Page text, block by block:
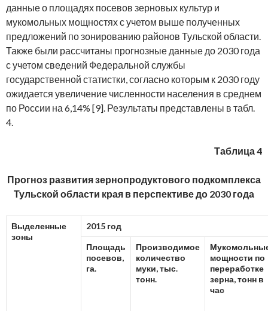
данные о площадях посевов зерновых культур и
мукомольных мощностях с учетом выше полученных
предложений по зонированию районов Тульской области.
Также были рассчитаны прогнозные данные до 2030 года
с учетом сведений Федеральной службы
государственной статистки, согласно которым к 2030 году
ожидается увеличение численности населения в среднем
по России на 6,14% [9]. Результаты представлены в табл.
4.
Таблица 4
Прогноз развития зернопродуктового подкомплекса
Тульской области края в перспективе до 2030 года
Выделенные
зоны
2015 год
Площадь
посевов,
га.
Производимое
количество
муки, тыс.
тонн.
мощности по
переработке
зерна, тонн в
час